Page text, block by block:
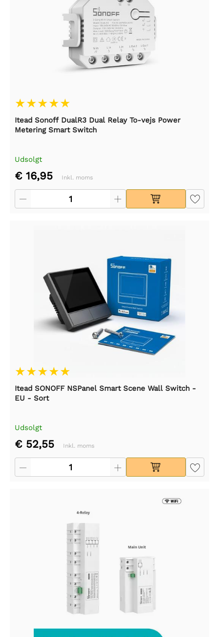
Itead Sonoff DualR3 Dual Relay To-vejs Power
Metering Smart Switch
Udsolgt
€ 16,95 Inkl. moms
Itead SONOFF NSPanel Smart Scene Wall Switch -
EU - Sort
Udsolgt
€ 52,55 Inkl. moms